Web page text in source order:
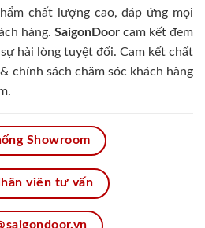
chất lượng cao, đáp ứng mọi
hàng. SaigonDoorcam kết đem
hài lòng tuyệt đối. Cam kết chất
chính sách chăm sóc khách hàng
Showroom
viên tư vấn